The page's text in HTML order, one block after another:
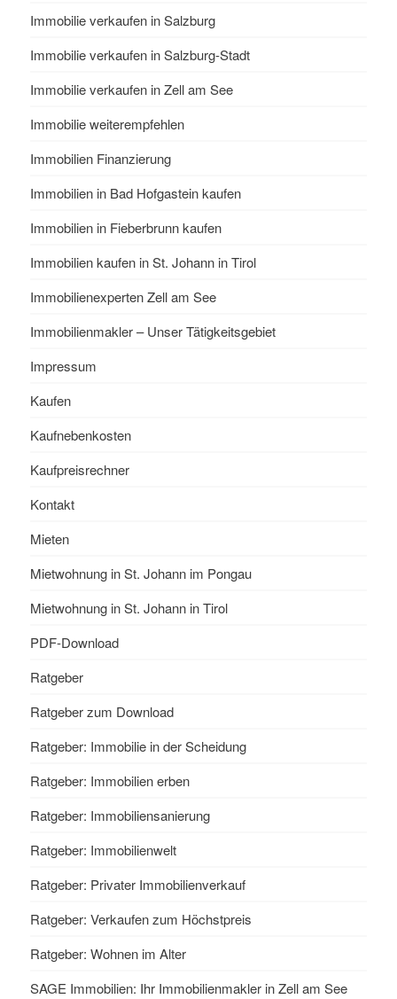
Immobilie verkaufen in Salzburg
Immobilie verkaufen in Salzburg-Stadt
Immobilie verkaufen in Zell am See
Immobilie weiterempfehlen
Immobilien Finanzierung
Immobilien in Bad Hofgastein kaufen
Immobilien in Fieberbrunn kaufen
Immobilien kaufen in St. Johann in Tirol
Immobilienexperten Zell am See
Immobilienmakler – Unser Tätigkeitsgebiet
Impressum
Kaufen
Kaufnebenkosten
Kaufpreisrechner
Kontakt
Mieten
Mietwohnung in St. Johann im Pongau
Mietwohnung in St. Johann in Tirol
PDF-Download
Ratgeber
Ratgeber zum Download
Ratgeber: Immobilie in der Scheidung
Ratgeber: Immobilien erben
Ratgeber: Immobiliensanierung
Ratgeber: Immobilienwelt
Ratgeber: Privater Immobilienverkauf
Ratgeber: Verkaufen zum Höchstpreis
Ratgeber: Wohnen im Alter
SAGE Immobilien: Ihr Immobilienmakler in Zell am See